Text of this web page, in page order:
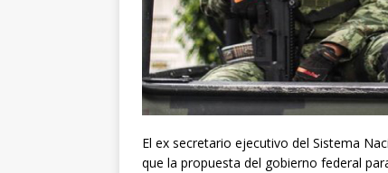
El ex secretario ejecutivo del Sistema
que la propuesta del gobierno federal